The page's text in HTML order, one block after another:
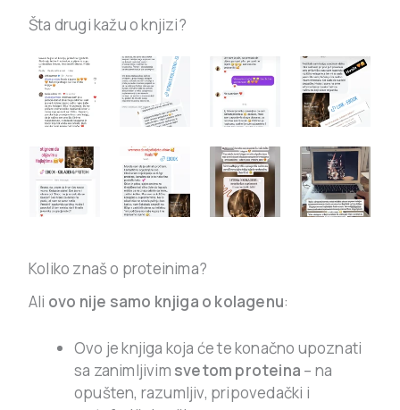
Šta drugi kažu o knjizi?
Koliko znaš o proteinima?
Ali ovo nije samo knjiga o kolagenu:
Ovo je knjiga koja će te konačno upoznati
sa zanimljivim svetom proteina – na
opušten, razumljiv, pripovedački i